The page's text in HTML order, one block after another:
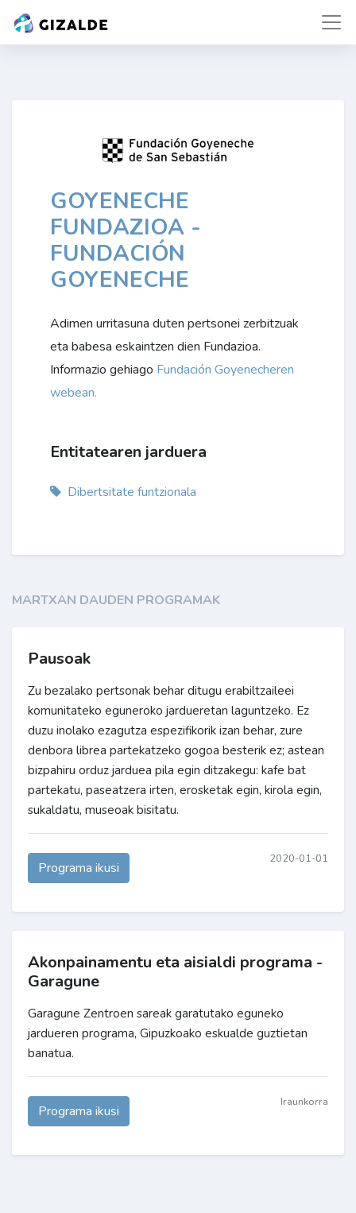
GOYENECHE
FUNDAZIOA -
FUNDACIÓN
GOYENECHE
Adimen urritasuna duten pertsonei zerbitzuak
eta babesa eskaintzen dien Fundazioa.
Informazio gehiago Fundación Goyenecheren
webean.
Entitatearen jarduera
Dibertsitate funtzionala
MARTXAN DAUDEN PROGRAMAK
Pausoak
Zu bezalako pertsonak behar ditugu erabiltzaileei
komunitateko eguneroko jardueretan laguntzeko. Ez
duzu inolako ezagutza espezifikorik izan behar, zure
denbora librea partekatzeko gogoa besterik ez; astean
bizpahiru orduz jarduea pila egin ditzakegu: kafe bat
partekatu, paseatzera irten, erosketak egin, kirola egin,
sukaldatu, museoak bisitatu.
Programa ikusi
2020-01-01
Akonpainamentu eta aisialdi programa -
Garagune
Garagune Zentroen sareak garatutako eguneko
jardueren programa, Gipuzkoako eskualde guztietan
banatua.
Programa ikusi
Iraunkorra